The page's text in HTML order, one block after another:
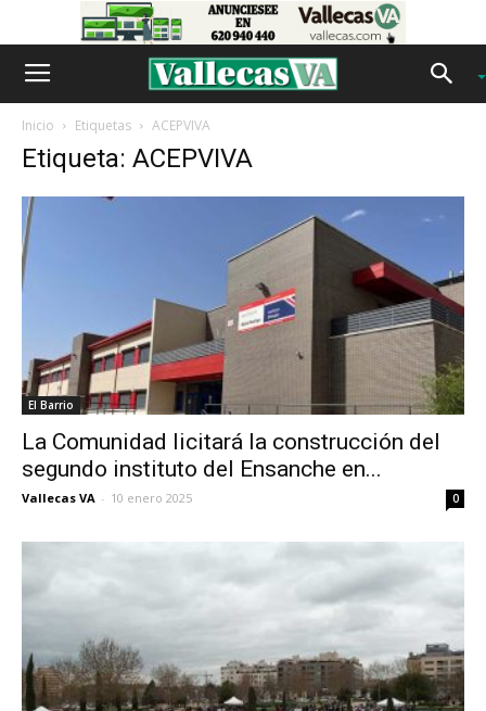
Inicio Etiquetas ACEPVIVA
Etiqueta: ACEPVIVA
El Barrio
La Comunidad licitará la construcción del
segundo instituto del Ensanche en...
Vallecas VA - 10 enero 2025 0